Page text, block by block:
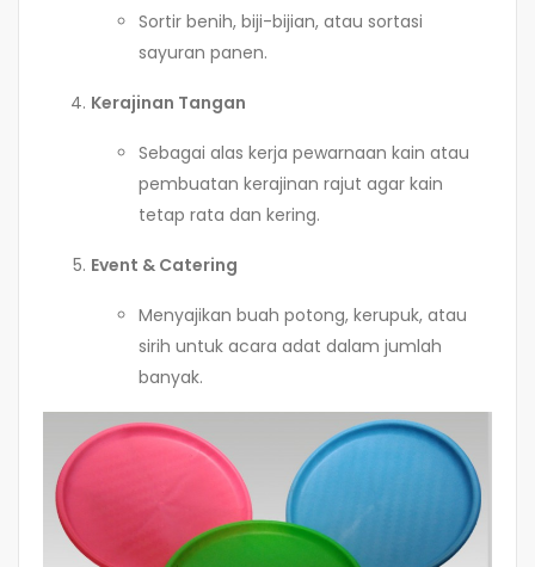
Sortir benih, biji-bijian, atau sortasi
sayuran panen.
Kerajinan Tangan
Sebagai alas kerja pewarnaan kain atau
pembuatan kerajinan rajut agar kain
tetap rata dan kering.
Event & Catering
Menyajikan buah potong, kerupuk, atau
sirih untuk acara adat dalam jumlah
banyak.